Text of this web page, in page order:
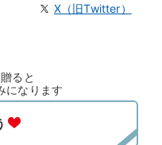
X（旧Twitter）
ると
になります